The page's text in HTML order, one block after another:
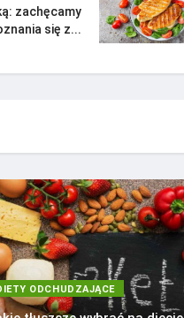
zachęcamy
się z...
ODCHUDZAJĄCE